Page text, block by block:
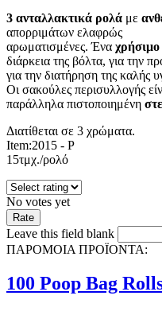
3 ανταλλακτικά ρολά με
απορριμάτων ελαφρώς
αρωματισμένες. Ένα χρήσιμο
διάρκεια της βόλτα, για την
για την διατήρηση της καλής
Οι σακούλες περισυλλογής
παράλληλα πιστοποιημένη
Διατίθεται σε 3 χρώματα.
Item:2015 - P
15τμχ./ρολό
No votes yet
Leave this field blank
ΠΑΡΟΜΟΙΑ ΠΡΟΪΟΝΤΑ:
100 Poop Bag